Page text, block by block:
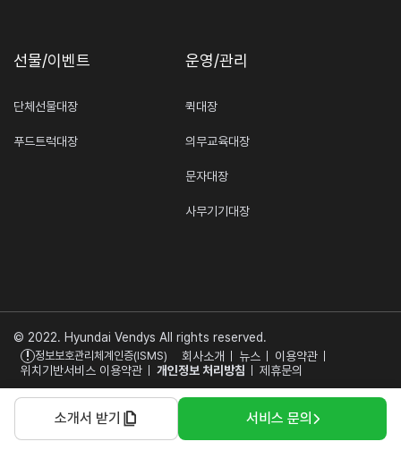
선물/이벤트
단체선물대장
푸드트럭대장
운영/관리
퀵대장
의무교육대장
문자대장
사무기기대장
© 2022. Hyundai Vendys All rights reserved.
! 정보보호관리체계인증(ISMS) 회사소개 뉴스
이용약관
위치기반서비스 이용약관
개인정보 처리방침 제휴문의
소개서 받기 서비스 문의